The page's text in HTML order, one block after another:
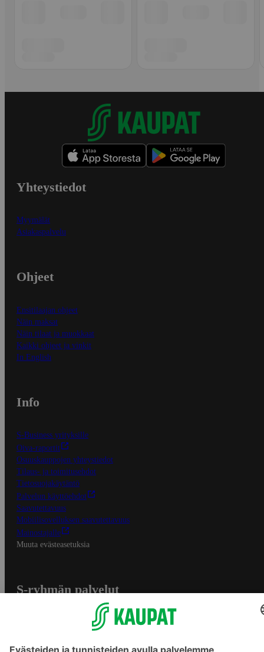
Yhteystiedot
Myymälät
Asiakaspalvelu
Ohjeet
Ensitilaajan ohjeet
Näin maksat
Näin tilaat ja muokkaat
Kaikki ohjeet ja vinkit
In English
Info
S-Business yrityksille
Oiva-raportit
Osuuskauppojen yhteystiedot
Tilaus- ja toimitusehdot
Tietosuojakäytäntö
Palvelun käyttöehdot
Saavutettavuus
Mobiilisovelluksen saavutettavuus
Mainostajalle
Muuta evästeasetuksia
S-ryhmän palvelut
Yhteishyvä Ruoka -sovellus